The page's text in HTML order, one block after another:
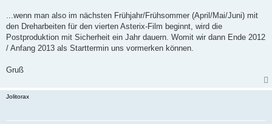
...wenn man also im nächsten Frühjahr/Frühsommer (April/Mai/Juni) mit
den Dreharbeiten für den vierten Asterix-Film beginnt, wird die
Postproduktion mit Sicherheit ein Jahr dauern. Womit wir dann Ende 2012
/ Anfang 2013 als Starttermin uns vormerken können.
Gruß
Jolitorax